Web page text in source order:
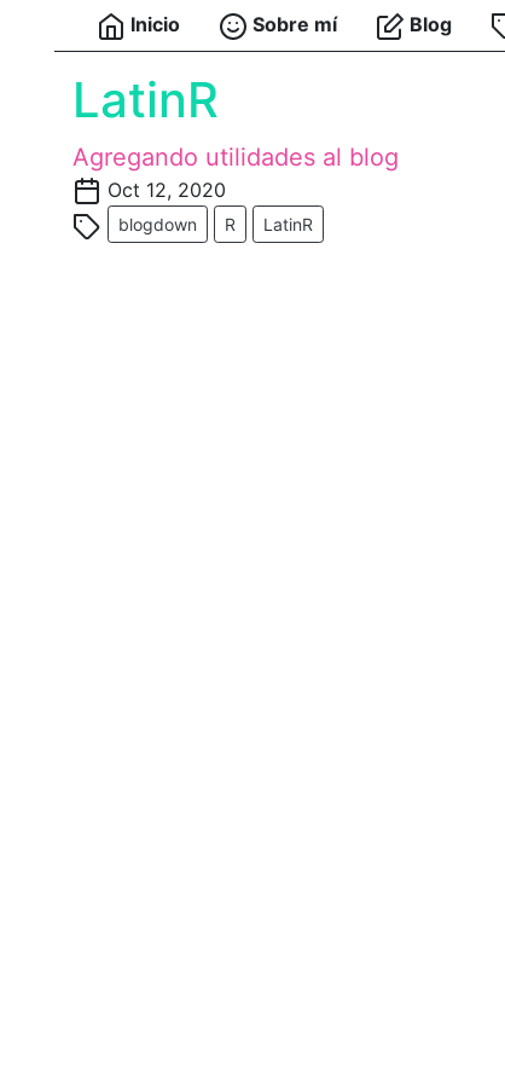
Inicio Sobre mí Blog
LatinR
Agregando utilidades al blog
Oct 12, 2020
blogdown R LatinR